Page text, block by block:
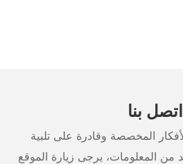
اتصل بنا
المخصصة وقادرة على تلبية
من المعلومات، يرجى زيارة الموقع